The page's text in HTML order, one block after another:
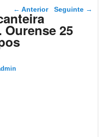
Navegador de artigos
← Anterior Seguinte →
Ourense 25